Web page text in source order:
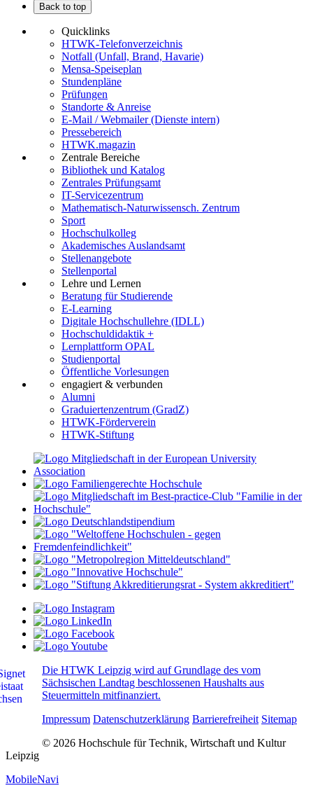
Back to top
Quicklinks
HTWK-Telefonverzeichnis
Notfall (Unfall, Brand, Havarie)
Mensa-Speiseplan
Stundenpläne
Prüfungen
Standorte & Anreise
E-Mail / Webmailer (Dienste intern)
Pressebereich
HTWK.magazin
Zentrale Bereiche
Bibliothek und Katalog
Zentrales Prüfungsamt
IT-Servicezentrum
Mathematisch-Naturwissensch. Zentrum
Sport
Hochschulkolleg
Akademisches Auslandsamt
Stellenangebote
Stellenportal
Lehre und Lernen
Beratung für Studierende
E-Learning
Digitale Hochschullehre (IDLL)
Hochschuldidaktik +
Lernplattform OPAL
Studienportal
Öffentliche Vorlesungen
engagiert & verbunden
Alumni
Graduiertenzentrum (GradZ)
HTWK-Förderverein
HTWK-Stiftung
Die HTWK Leipzig wird auf Grundlage des vom
Sächsischen Landtag beschlossenen Haushalts aus
Steuermitteln mitfinanziert.
Impressum Datenschutzerklärung Barrierefreiheit Sitemap
© 2026 Hochschule für Technik, Wirtschaft und Kultur
Leipzig
MobileNavi